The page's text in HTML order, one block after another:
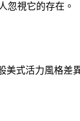
忽視它的存在。
美式活力風格差